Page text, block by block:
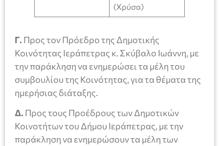
(Χρύσα)
Γ. Προς τον Πρόεδρο της Δημοτικής
Κοινότητας Ιεράπετρας κ. Σκύβαλο Ιωάννη, με
την παράκληση να ενημερώσει τα μέλη του
συμβουλίου της Κοινότητας, για τα θέματα της
ημερήσιας διάταξης.
Δ. Προς τους Προέδρους των Δημοτικών
Κοινοτήτων του Δήμου Ιεράπετρας, με την
παράκληση να ενημερώσουν τα μέλη των